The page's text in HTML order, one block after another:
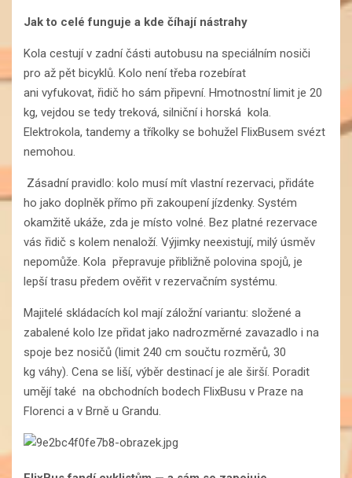
Jak to celé funguje a kde číhají nástrahy
Kola cestují v zadní části autobusu na speciálním nosiči
pro až pět bicyklů. Kolo není třeba rozebírat
ani vyfukovat, řidič ho sám připevní. Hmotnostní limit je 20
kg, vejdou se tedy treková, silniční i horská kola.
Elektrokola, tandemy a tříkolky se bohužel FlixBusem svézt
nemohou.
Zásadní pravidlo: kolo musí mít vlastní rezervaci, přidáte
ho jako doplněk přímo při zakoupení jízdenky. Systém
okamžitě ukáže, zda je místo volné. Bez platné rezervace
vás řidič s kolem nenaloží. Výjimky neexistují, milý úsměv
nepomůže. Kola přepravuje přibližně polovina spojů, je
lepší trasu předem ověřit v rezervačním systému.
Majitelé skládacích kol mají záložní variantu: složené a
zabalené kolo lze přidat jako nadrozměrné zavazadlo i na
spoje bez nosičů (limit 240 cm součtu rozměrů, 30
kg váhy). Cena se liší, výběr destinací je ale širší. Poradit
umějí také na obchodních bodech FlixBusu v Praze na
Florenci a v Brně u Grandu.